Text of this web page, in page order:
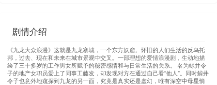
剧情介绍
《九龙大众浪漫》这就是九龙寨城，一个东方妖窟。怀旧的人们生活的反乌托
邦，过去、现在和未来在城市景观中交叉。一部理想的爱情浪漫剧，生动地描
绘了三十多岁的工作男女所赋予的秘密感情和与日常生活的关系。 名为鲸井令
子的地产女职员爱上了同事工藤发，却发现对方在通过自己看“他人”。同时鲸井
令子也意外地窥探到九龙的另一面，究竟是真实还是虚幻，唯有深空中母星悄